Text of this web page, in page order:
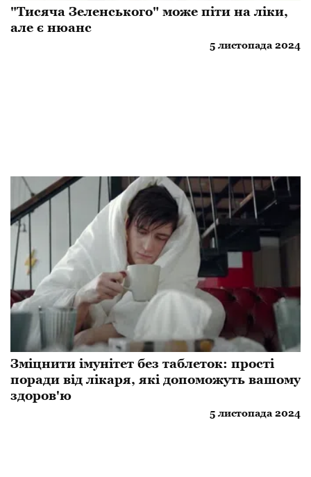
"Тисяча Зеленського" може піти на ліки,
але є нюанс
5 листопада 2024
Зміцнити імунітет без таблеток: прості
поради від лікаря, які допоможуть вашому
здоров'ю
5 листопада 2024